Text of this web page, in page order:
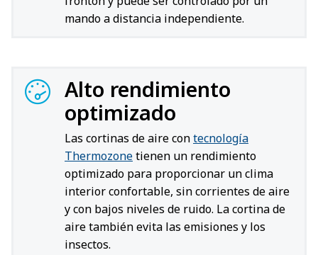
mando a distancia independiente.
Alto rendimiento
optimizado
Las cortinas de aire contecnología
Thermozonetienen un rendimiento
optimizado para proporcionar un clima
interior confortable, sin corrientes de aire
y con bajos niveles de ruido. La cortina de
aire también evita las emisiones y los
insectos.